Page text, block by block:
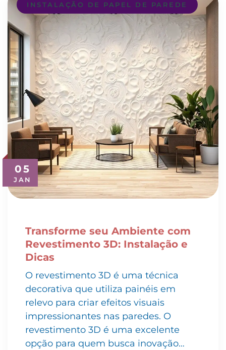
05
JAN
INSTALAÇÃO DE PAPEL DE PAREDE
Transforme seu Ambiente com
Revestimento 3D: Instalação e
Dicas
O revestimento 3D é uma técnica
decorativa que utiliza painéis em
relevo para criar efeitos visuais
impressionantes nas paredes. O
revestimento 3D é uma excelente
opção para quem busca inovação…